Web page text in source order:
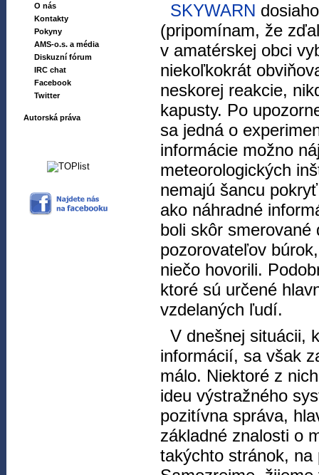
O nás
Kontakty
Pokyny
AMS-o.s. a média
Diskuzní fórum
IRC chat
Facebook
Twitter
Autorská práva
SKYWARN
(pripomínam, že
v amatérskej obci
niekoľkokrát
neskorej reakcie,
kapusty. Po
sa jedná o
informácie možno
meteorologických
nemajú šancu
ako náhradné
boli skôr smerované
pozorovateľov
niečo hovorili.
ktoré sú určené
vzdelaných ľudí.
V dnešnej situácii,
informácií, sa však
málo. Niektoré z
ideu výstražného
pozitívna správa,
základné znalosti o
takýchto stránok, na